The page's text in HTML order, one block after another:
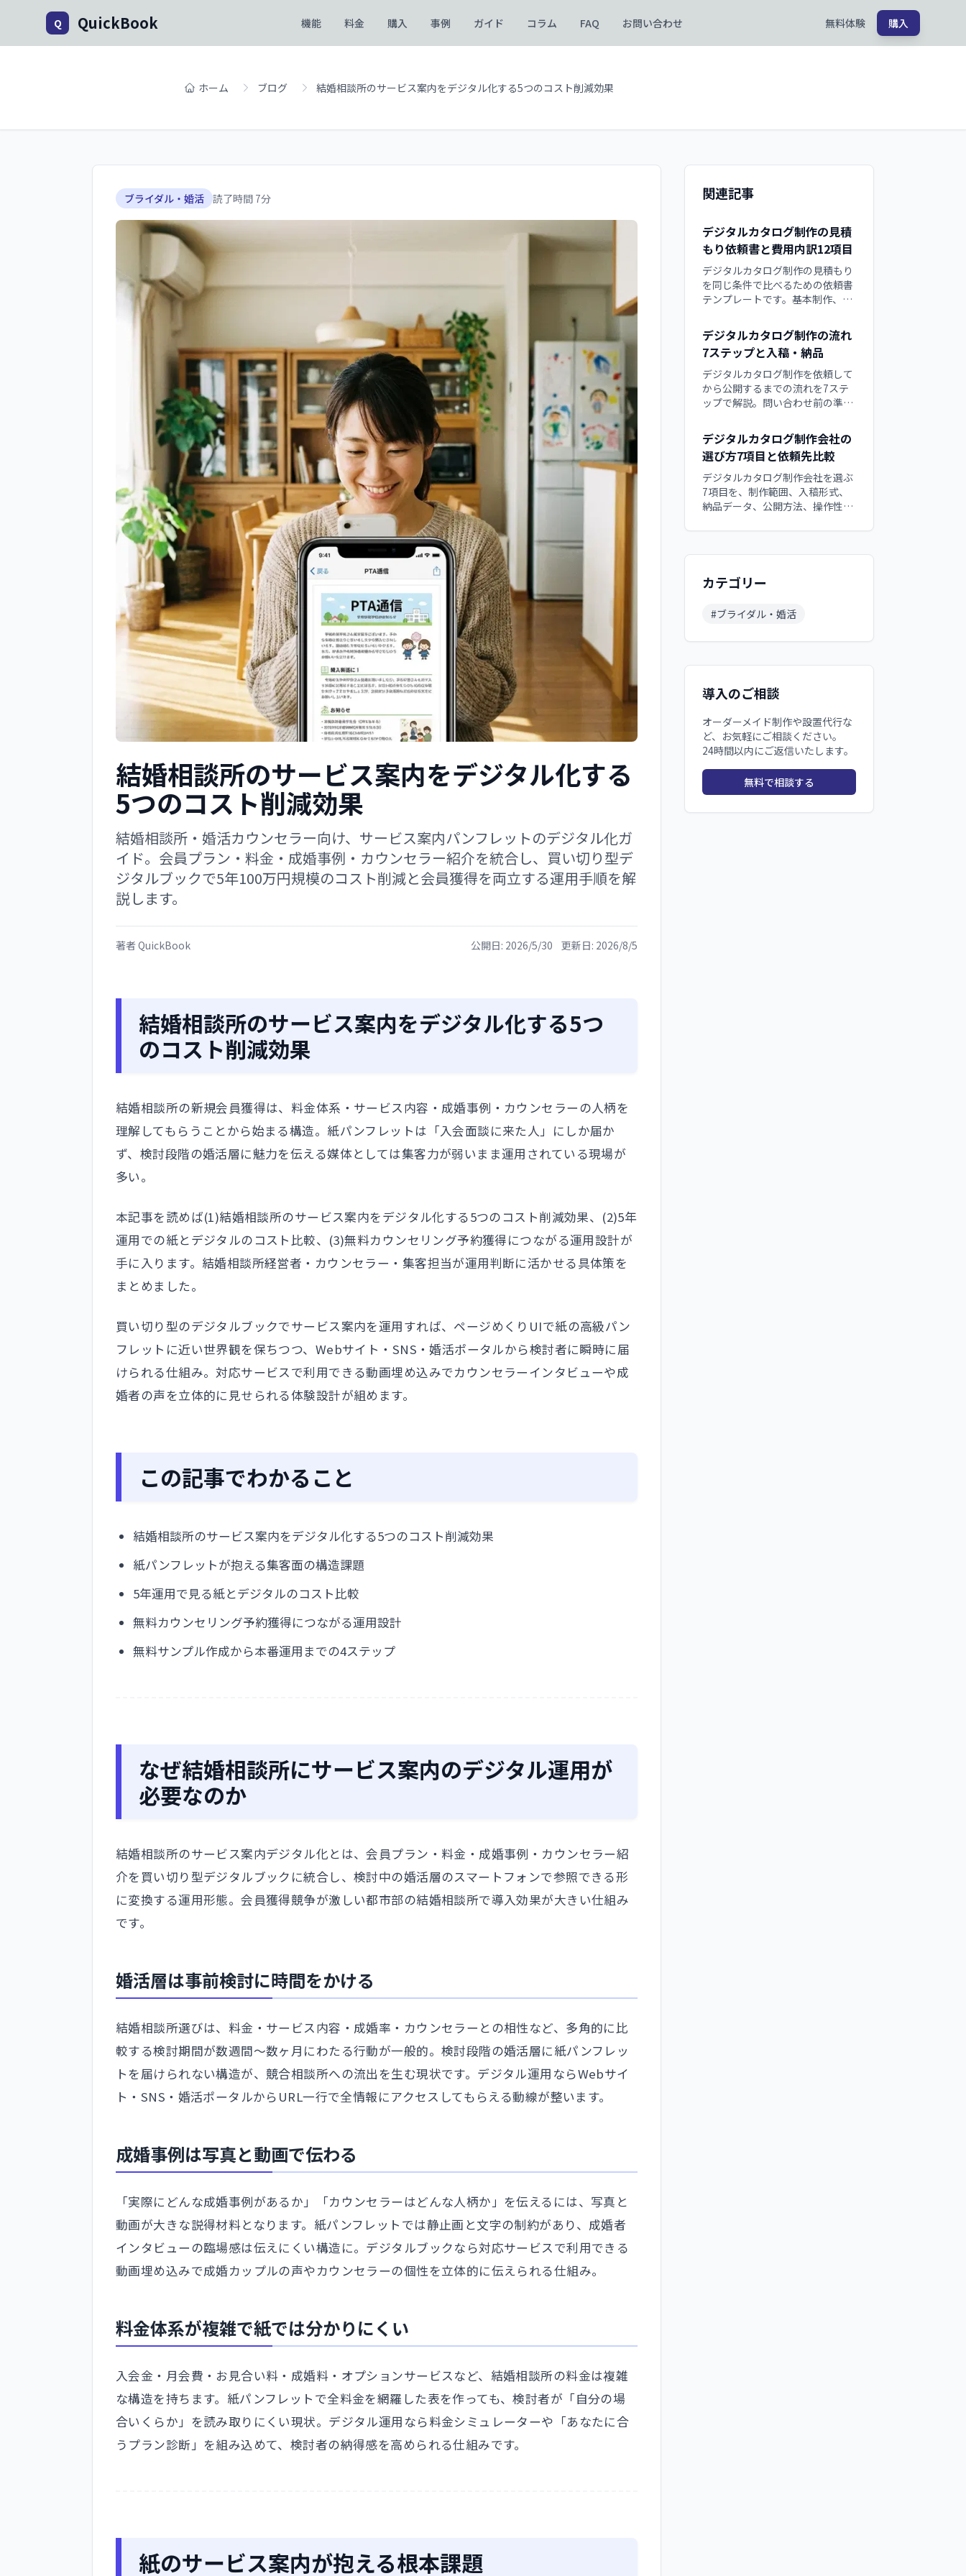
Q QuickBook 機能 料金 購入 事例 ガイド コラム FAQ お問い合わせ 無料体験 購入
ホーム ブログ 結婚相談所のサービス案内をデジタル化する5つのコスト削減効果
ブライダル・婚活 読了時間 7分
結婚相談所のサービス案内をデジタル化する
5つのコスト削減効果
結婚相談所・婚活カウンセラー向け、サービス案内パンフレットのデジタル化ガ
イド。会員プラン・料金・成婚事例・カウンセラー紹介を統合し、買い切り型デ
ジタルブックで5年100万円規模のコスト削減と会員獲得を両立する運用手順を解
説します。
著者QuickBook 公開日: 2026/5/30 更新日: 2026/8/5
結婚相談所のサービス案内をデジタル化する5つ
のコスト削減効果
結婚相談所の新規会員獲得は、料金体系・サービス内容・成婚事例・カウンセラーの人柄を
理解してもらうことから始まる構造。紙パンフレットは「入会面談に来た人」にしか届か
ず、検討段階の婚活層に魅力を伝える媒体としては集客力が弱いまま運用されている現場が
多い。
本記事を読めば(1)結婚相談所のサービス案内をデジタル化する5つのコスト削減効果、(2)5年
運用での紙とデジタルのコスト比較、(3)無料カウンセリング予約獲得につながる運用設計が
手に入ります。結婚相談所経営者・カウンセラー・集客担当が運用判断に活かせる具体策を
まとめました。
買い切り型のデジタルブックでサービス案内を運用すれば、ページめくりUIで紙の高級パン
フレットに近い世界観を保ちつつ、Webサイト・SNS・婚活ポータルから検討者に瞬時に届
けられる仕組み。対応サービスで利用できる動画埋め込みでカウンセラーインタビューや成
婚者の声を立体的に見せられる体験設計が組めます。
この記事でわかること
結婚相談所のサービス案内をデジタル化する5つのコスト削減効果
紙パンフレットが抱える集客面の構造課題
5年運用で見る紙とデジタルのコスト比較
無料カウンセリング予約獲得につながる運用設計
無料サンプル作成から本番運用までの4ステップ
なぜ結婚相談所にサービス案内のデジタル運用が
必要なのか
結婚相談所のサービス案内デジタル化とは、会員プラン・料金・成婚事例・カウンセラー紹
介を買い切り型デジタルブックに統合し、検討中の婚活層のスマートフォンで参照できる形
に変換する運用形態。会員獲得競争が激しい都市部の結婚相談所で導入効果が大きい仕組み
です。
婚活層は事前検討に時間をかける
結婚相談所選びは、料金・サービス内容・成婚率・カウンセラーとの相性など、多角的に比
較する検討期間が数週間〜数ヶ月にわたる行動が一般的。検討段階の婚活層に紙パンフレッ
トを届けられない構造が、競合相談所への流出を生む現状です。デジタル運用ならWebサイ
ト・SNS・婚活ポータルからURL一行で全情報にアクセスしてもらえる動線が整います。
成婚事例は写真と動画で伝わる
「実際にどんな成婚事例があるか」「カウンセラーはどんな人柄か」を伝えるには、写真と
動画が大きな説得材料となります。紙パンフレットでは静止画と文字の制約があり、成婚者
インタビューの臨場感は伝えにくい構造に。デジタルブックなら対応サービスで利用できる
動画埋め込みで成婚カップルの声やカウンセラーの個性を立体的に伝えられる仕組み。
料金体系が複雑で紙では分かりにくい
入会金・月会費・お見合い料・成婚料・オプションサービスなど、結婚相談所の料金は複雑
な構造を持ちます。紙パンフレットで全料金を網羅した表を作っても、検討者が「自分の場
合いくらか」を読み取りにくい現状。デジタル運用なら料金シミュレーターや「あなたに合
うプラン診断」を組み込めて、検討者の納得感を高められる仕組みです。
紙のサービス案内が抱える根本課題
関連記事
デジタルカタログ制作の見積
もり依頼書と費用内訳12項目
デジタルカタログ制作の見積もり
を同じ条件で比べるための依頼書
テンプレートです。基本制作、ペ
ーバー、設置、保守など12の費用
内訳と、追加費用を防ぐ確認点、
QuickBookへ相談する際の準備項
目を解説。依頼文はコピーして使
えます。
デジタルカタログ制作の流れ
7ステップと入稿・納品
デジタルカタログ制作を依頼して
から公開するまでの流れを7ステ
ップで解説。問い合わせ前の準
収、納品物、公開後の更新まで、
発注担当者が各工程で確認すべき
項目と遅れを防ぐ役割分担をチェ
ックリスト付きで整理する実務ガ
イドです。
デジタルカタログ制作会社の
選び方7項目と依頼先比較
デジタルカタログ制作会社を選ぶ
7項目を、制作範囲、入稿形式、
納品データ、公開方法、操作性、
代行・クラウド・買い切り・内製
外注する担当者が、納品後の運用
まで比較できるチェックポイント
です。
カテゴリー
#ブライダル・婚活
導入のご相談
オーダーメイド制作や設置代行な
ど、お気軽にご相談ください。
24時間以内にご返信いたします。
無料で相談する